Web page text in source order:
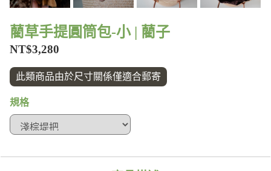
藺草手提圓筒包-小 | 藺子
NT$3,280
此類商品由於尺寸關係僅適合郵寄
規格